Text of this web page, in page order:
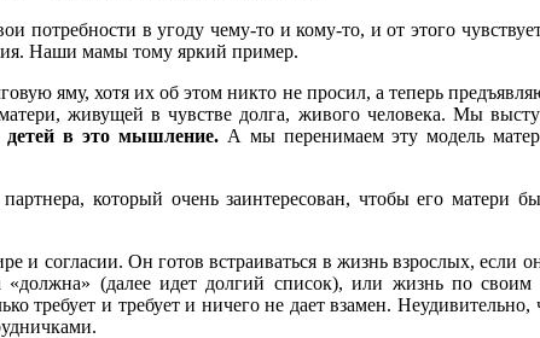
потребности в угоду чему-то и кому-то, и от этого
Наши мамы тому яркий пример.
яму, хотя их об этом никто не просил, а теперь
живущей в чувстве долга, живого человека. Мы
в это мышление.А мы перенимаем эту модель
который очень заинтересован, чтобы его
и согласии. Он готов встраиваться в жизнь взрослых, если
(далее идет долгий список), или жизнь по
требует и требует и ничего не дает взамен.